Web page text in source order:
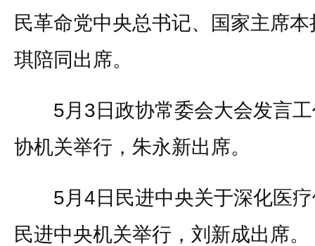
民革命党中央总书记、国家主席
琪陪同出席。
5月3日政协常委会大会发言工
协机关举行，朱永新出席。
5月4日民进中央关于深化医疗
民进中央机关举行，刘新成出席。